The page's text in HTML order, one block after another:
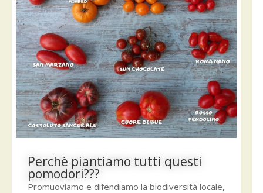
Perchè piantiamo tutti questi
pomodori???
Promuoviamo e difendiamo la biodiversità locale,